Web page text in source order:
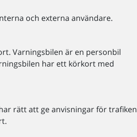
och externa användare.
Varningsbilen är en personbil
har ett körkort med
rätt att ge anvisningar för trafiken